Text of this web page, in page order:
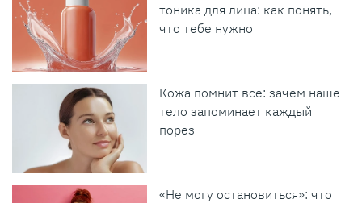
тоника для лица: как понять,
что тебе нужно
Кожа помнит всё: зачем наше
тело запоминает каждый
порез
«Не могу остановиться»: что